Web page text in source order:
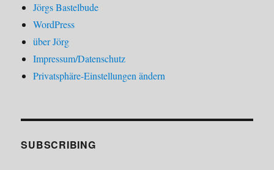
Jörgs Bastelbude
WordPress
über Jörg
Impressum/Datenschutz
Privatsphäre-Einstellungen ändern
SUBSCRIBING